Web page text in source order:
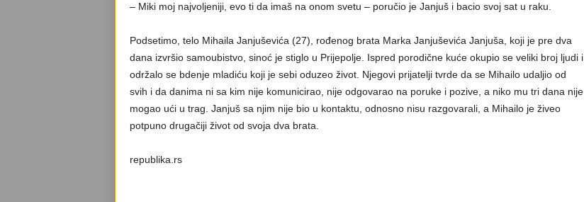
– Miki moj najvoljeniji, evo ti da imaš na onom svetu – poručio je Janjuš i bacio svoj sat u raku.
Podsetimo, telo Mihaila Janjuševića (27), rođenog brata Marka Janjuševića Janjuša, koji je pre dva
dana izvršio samoubistvo, sinoć je stiglo u Prijepolje. Ispred porodične kuće okupio se veliki broj ljudi i
održalo se bdenje mladiću koji je sebi oduzeo život. Njegovi prijatelji tvrde da se Mihailo udaljio od
svih i da danima ni sa kim nije komunicirao, nije odgovarao na poruke i pozive, a niko mu tri dana nije
mogao ući u trag. Janjuš sa njim nije bio u kontaktu, odnosno nisu razgovarali, a Mihailo je živeo
potpuno drugačiji život od svoja dva brata.
republika.rs